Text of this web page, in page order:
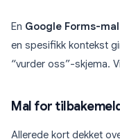
En Google Forms-
en spesifikk kontekst
“vurder oss”-skjema.
Mal for
Allerede kort dekket